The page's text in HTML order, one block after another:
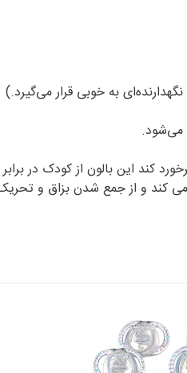
به خوبی قرار می‌گیرد.)
می‌شود.
کند این بالون از کودک در
می کند و از جمع شدن بزاق و